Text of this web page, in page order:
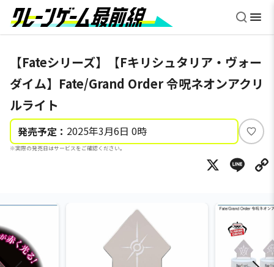
【Fateシリーズ】【Fキリシュタリア・ヴォー
ダイム】Fate/Grand Order 令呪ネオンアクリ
ルライト
発売予定： 2025年3月6日 0時
※実際の発売日はサービスをご確認ください。
い
ね
X